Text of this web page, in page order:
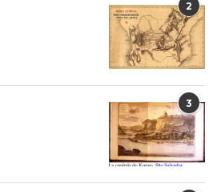
2
3